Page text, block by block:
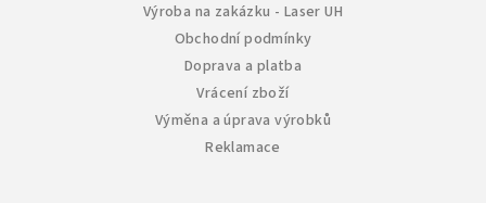
Výroba na zakázku - Laser UH
Obchodní podmínky
Doprava a platba
Vrácení zboží
Výměna a úprava výrobků
Reklamace